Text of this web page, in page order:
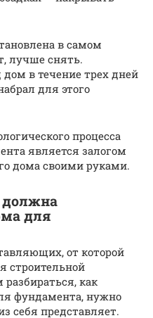
в самом
лучше снять.
в течение трех дней
для этого
процесса
является залогом
дома своими руками.
для
от которой
строительной
как
фундамента, нужно
себя представляет.